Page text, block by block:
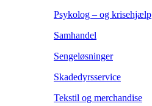
Psykolog – og krisehjælp
Samhandel
Sengeløsninger
Skadedyrsservice
Tekstil og merchandise